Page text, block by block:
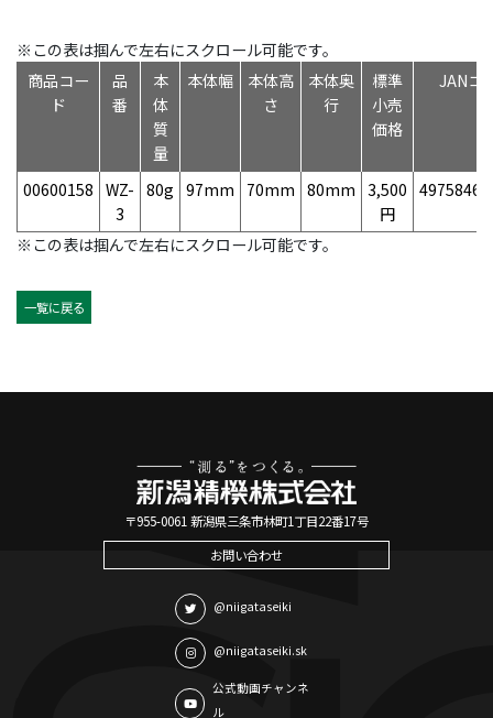
※この表は掴んで左右にスクロール可能です。
商品コー
ド
品
番
本
体
質
量
本体幅
本体高
さ
本体奥
行
標準
小売
価格
JANコ
00600158 WZ-
3
80g 97mm 70mm 80mm 3,500
円
※この表は掴んで左右にスクロール可能です。
一覧に戻る
〒955-0061 新潟県三条市林町1丁目22番17号
お問い合わせ
@niigataseiki
@niigataseiki.sk
公式動画チャンネ
ル